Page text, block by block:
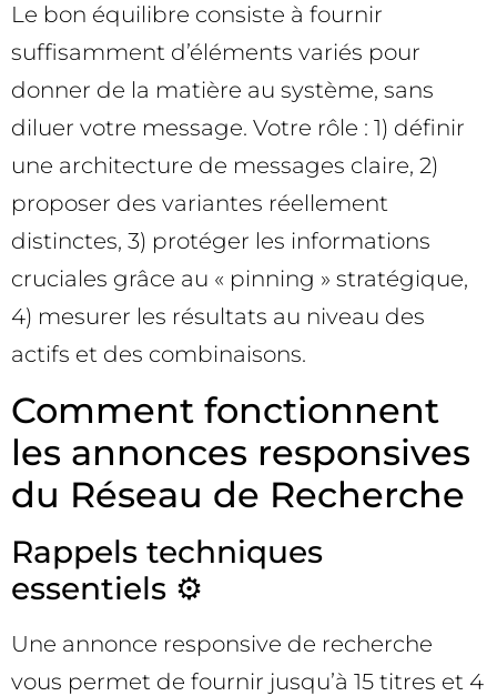
Le bon équilibre consiste à fournir
suffisamment d’éléments variés pour
donner de la matière au système, sans
diluer votre message. Votre rôle : 1) définir
une architecture de messages claire, 2)
proposer des variantes réellement
distinctes, 3) protéger les informations
cruciales grâce au « pinning » stratégique,
4) mesurer les résultats au niveau des
actifs et des combinaisons.
Comment fonctionnent
les annonces responsives
du Réseau de Recherche
Rappels techniques
essentiels ⚙️
Une annonce responsive de recherche
vous permet de fournir jusqu’à 15 titres et 4